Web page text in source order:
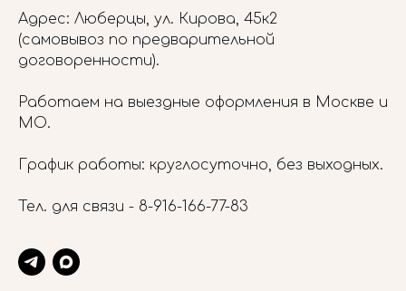
Адрес: Люберцы, ул. Кирова, 45к2
(самовывоз по предварительной
договоренности).
Работаем на выездные оформления в Москве и
МО.
График работы: круглосуточно, без выходных.
Тел. для связи - 8-916-166-77-83